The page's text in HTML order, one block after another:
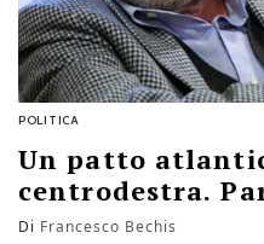
POLITICA
Un patto
centrodestra.
Di Francesco Bechis